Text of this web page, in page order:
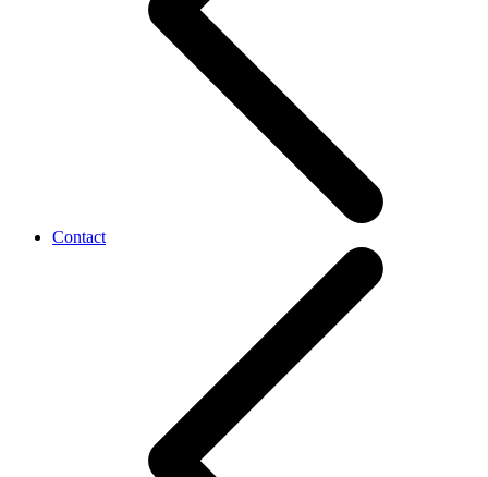
Contact